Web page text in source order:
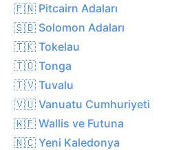
🇵🇳 Pitcairn Adaları
🇸🇧 Solomon Adaları
🇹🇰 Tokelau
🇹🇴 Tonga
🇹🇻 Tuvalu
🇻🇺 Vanuatu Cumhuriyeti
🇼🇫 Wallis ve Futuna
🇳🇨 Yeni Kaledonya